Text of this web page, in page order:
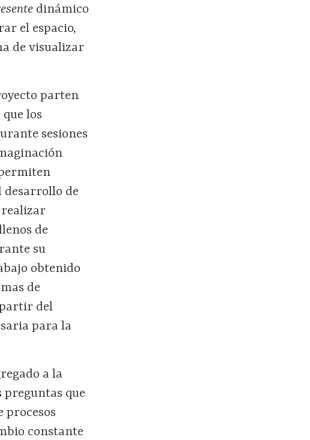
dinámico
el espacio,
de visualizar
parten
los
sesiones
desarrollo de
realizar
de
su
obtenido
de
partir del
para la
a la
que
procesos
constante